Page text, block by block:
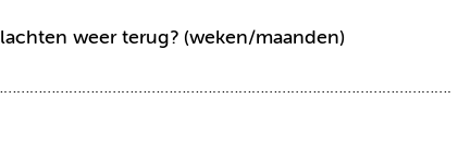
weer terug? (weken/maanden)